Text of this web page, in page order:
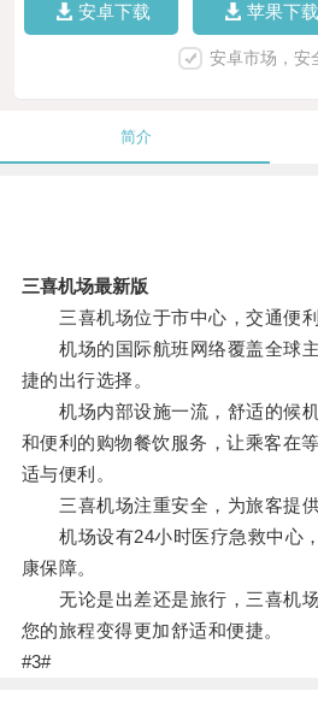
安卓下载 苹果下载
安卓市场，安
简介
三喜机场最新版
三喜机场位于市中心，交通便利
机场的国际航班网络覆盖全球主
捷的出行选择。
机场内部设施一流，舒适的候机
和便利的购物餐饮服务，让乘客在
适与便利。
三喜机场注重安全，为旅客提供
机场设有24小时医疗急救中心，
康保障。
无论是出差还是旅行，三喜机场
您的旅程变得更加舒适和便捷。
#3#